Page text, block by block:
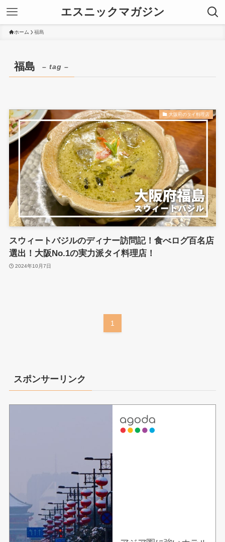
エスニックマガジン
ホーム 福島
福島 – tag –
大阪府のタイ料理店
スウィートバジルのディナー訪問記！食べログ百名店
選出！大阪No.1の実力派タイ料理店！
2024年10月7日
1
スポンサーリンク